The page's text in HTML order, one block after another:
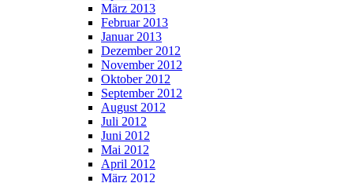
März 2013
Februar 2013
Januar 2013
Dezember 2012
November 2012
Oktober 2012
September 2012
August 2012
Juli 2012
Juni 2012
Mai 2012
April 2012
März 2012